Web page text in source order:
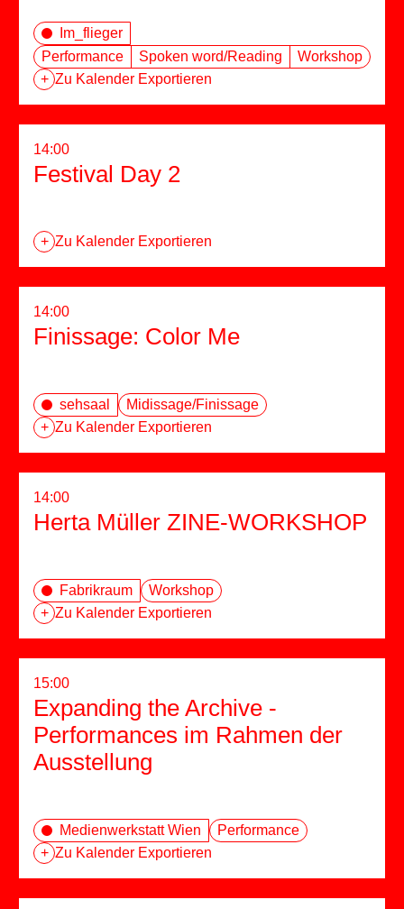
Im_flieger
Performance
Spoken word/Reading
Workshop
+ Zu Kalender Exportieren
14:00
Festival Day 2
+ Zu Kalender Exportieren
14:00
Finissage: Color Me
sehsaal
Midissage/Finissage
+ Zu Kalender Exportieren
14:00
Herta Müller ZINE-WORKSHOP
Fabrikraum
Workshop
+ Zu Kalender Exportieren
15:00
Expanding the Archive -
Performances im Rahmen der
Ausstellung
Medienwerkstatt Wien
Performance
+ Zu Kalender Exportieren